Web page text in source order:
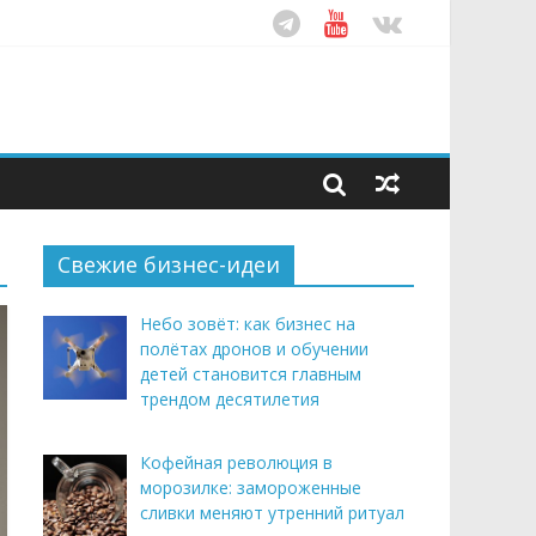
Свежие бизнес-идеи
Небо зовёт: как бизнес на
полётах дронов и обучении
детей становится главным
трендом десятилетия
Кофейная революция в
морозилке: замороженные
сливки меняют утренний ритуал